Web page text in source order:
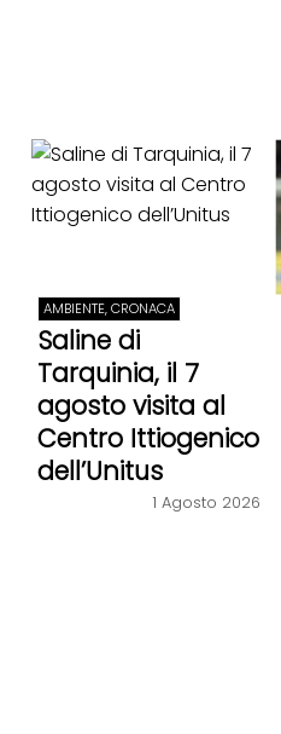
AMBIENTE, CRONACA
Saline di
Tarquinia, il 7
agosto visita al
Centro Ittiogenico
dell’Unitus
1 Agosto 2026